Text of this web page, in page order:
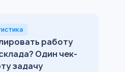
работу
Один чек-
задачу